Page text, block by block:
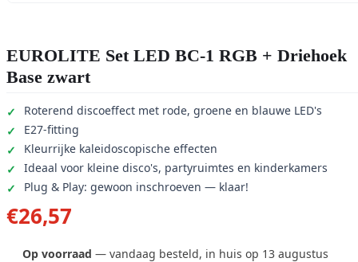
EUROLITE Set LED BC-1 RGB + Driehoek
Base zwart
Roterend discoeffect met rode, groene en blauwe LED's
E27-fitting
Kleurrijke kaleidoscopische effecten
Ideaal voor kleine disco's, partyruimtes en kinderkamers
Plug & Play: gewoon inschroeven — klaar!
€26,57
Op voorraad — vandaag besteld, in huis op 13 augustus